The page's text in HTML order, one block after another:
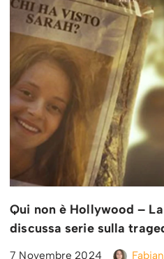
Qui non è Hollywood –
discussa serie sulla
7 Novembre 2024